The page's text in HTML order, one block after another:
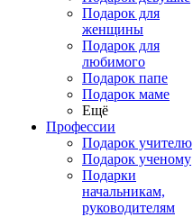
Подарок для
женщины
Подарок для
любимого
Подарок папе
Подарок маме
Ещё
Профессии
Подарок учителю
Подарок ученому
Подарки
начальникам,
руководителям